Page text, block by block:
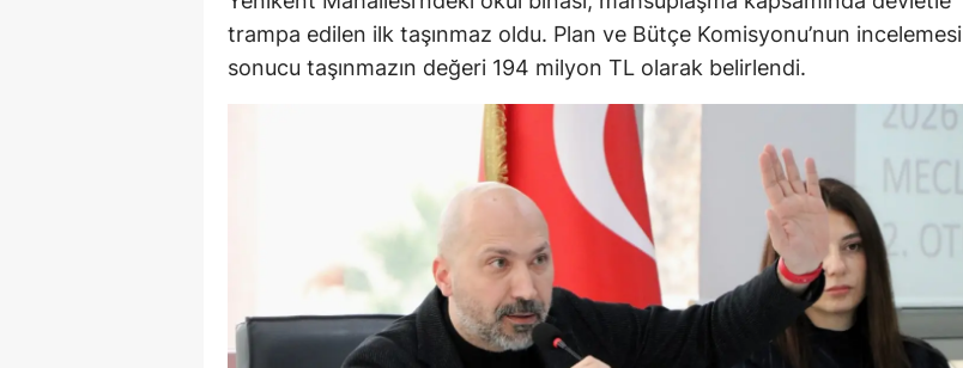
Osmaniye
Düzce
trampa edilen ilk taşınmaz oldu. Plan ve Bütçe Komisyonu’nun incelemesi
sonucu taşınmazın değeri 194 milyon TL olarak belirlendi.